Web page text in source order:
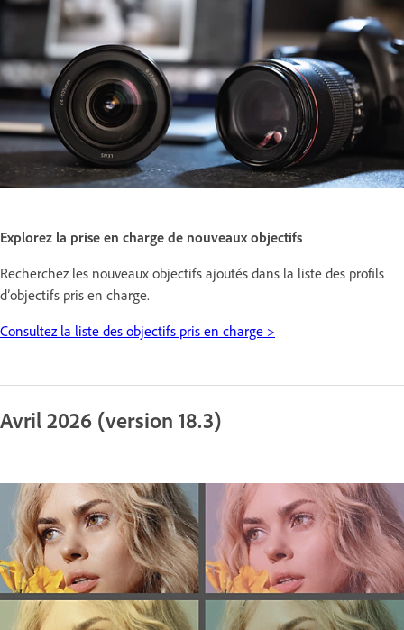
Explorez la prise en charge de nouveaux objectifs
Recherchez les nouveaux objectifs ajoutés dans la liste des profils
d’objectifs pris en charge.
Consultez la liste des objectifs pris en charge >
Avril 2026 (version 18.3)